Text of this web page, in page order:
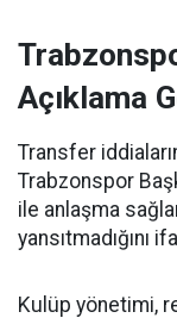
Açıklama
Transfer
Trabzonspor
ile anlaşma
yansıtmadığını
Kulüp yönetimi,